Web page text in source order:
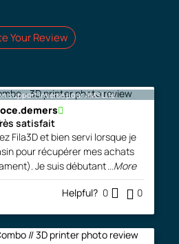
Your Review
support inversé pour AMS Lite
satisfait
Fila3D et bien servi lorsque je
pour récupérer mes achats
Je suis débutant...More
Helpful? 0 0